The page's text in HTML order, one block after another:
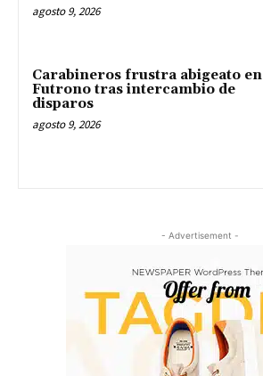
agosto 9, 2026
Carabineros frustra abigeato en
Futrono tras intercambio de
disparos
agosto 9, 2026
- Advertisement -